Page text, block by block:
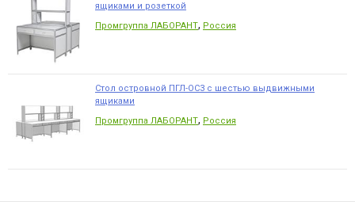
ящиками и розеткой
Промгруппа ЛАБОРАНТ, Россия
Стол островной ПГЛ-ОС3 с шестью выдвижными
ящиками
Промгруппа ЛАБОРАНТ, Россия